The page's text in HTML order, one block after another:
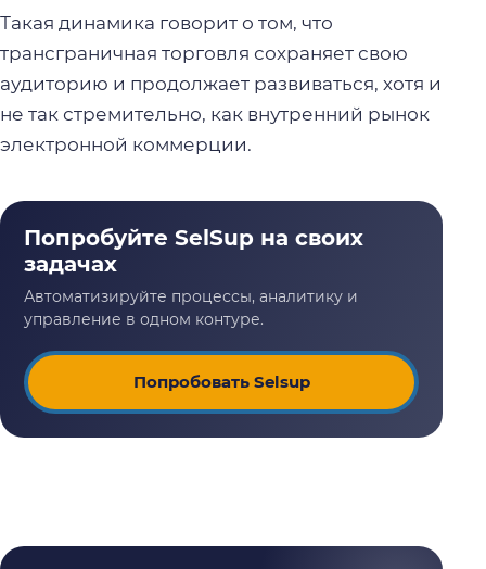
Такая динамика говорит о том, что
трансграничная торговля сохраняет свою
аудиторию и продолжает развиваться, хотя и
не так стремительно, как внутренний рынок
электронной коммерции.
Попробовать Selsup